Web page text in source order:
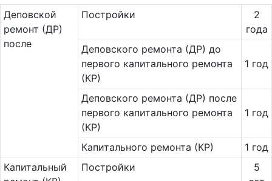
Де­повс­кой
ремонт (ДР)
после
Постройки
2
года
Деповского ремонта (ДР) до
первого капитального ремонта
(КР)
1 год
Деповского ремонта (ДР) после
первого капитального ремонта
(КР)
1 год
Капитального ремонта (КР)
1 год
Ка­пи­таль­ный
Постройки
5